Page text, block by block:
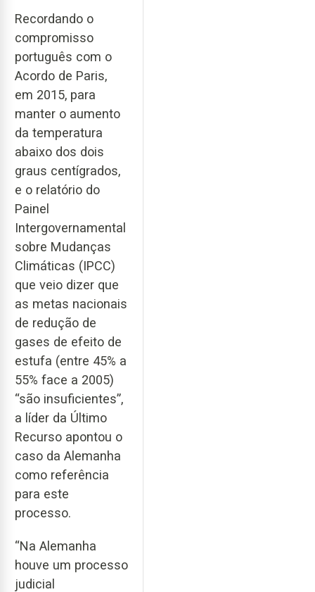
Recordando o
compromisso
português com o
Acordo de Paris,
em 2015, para
manter o aumento
da temperatura
abaixo dos dois
graus centígrados,
e o relatório do
Painel
Intergovernamental
sobre Mudanças
Climáticas (IPCC)
que veio dizer que
as metas nacionais
de redução de
gases de efeito de
estufa (entre 45% a
55% face a 2005)
“são insuficientes”,
a líder da Último
Recurso apontou o
caso da Alemanha
como referência
para este
processo.
“Na Alemanha
houve um processo
judicial